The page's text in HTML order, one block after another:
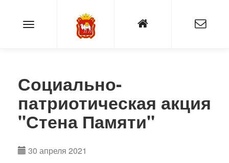
Социально-
патриотическая акция
"Стена Памяти"
30 апреля 2021